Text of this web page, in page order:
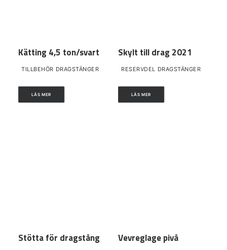
Kätting 4,5 ton/svart
TILLBEHÖR DRAGSTÄNGER
LÄS MER
Skylt till drag 2021
RESERVDEL DRAGSTÄNGER
LÄS MER
Stötta för dragstång Vevreglage pivå